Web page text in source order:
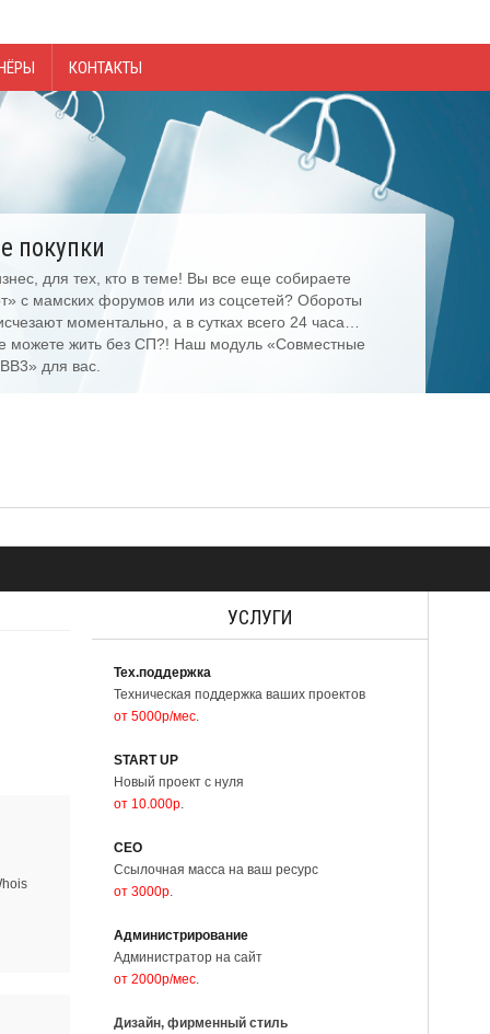
КОНТАКТЫ
покупки
для тех, кто в теме! Вы все еще собираете
с мамских форумов или из соцсетей? Обороты
моментально, а в сутках всего 24 часа…
можете жить без СП?! Наш модуль «Совместные
для вас.
УСЛУГИ
Тех.поддержка
Техническая поддержка ваших проектов
от 5000р/мес.
START UP
Новый проект с нуля
от 10.000р.
СЕО
Ссылочная масса на ваш ресурс
от 3000р.
Администрирование
Администратор на сайт
от 2000р/мес.
Дизайн, фирменный стиль